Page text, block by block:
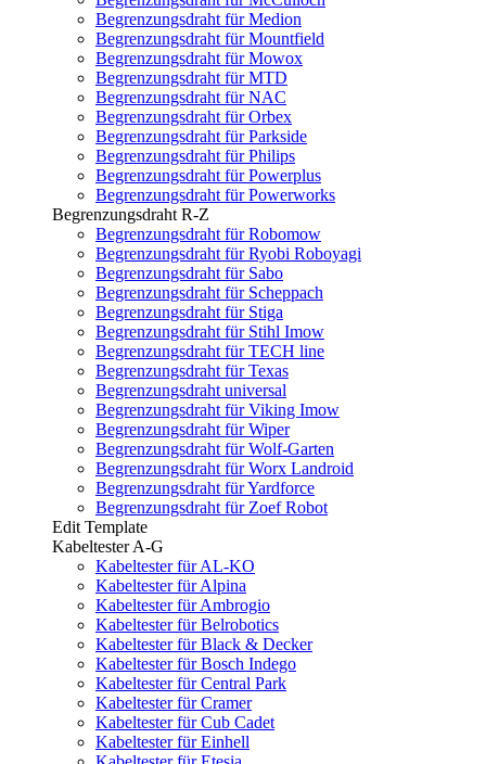
Begrenzungsdraht für Medion
Begrenzungsdraht für Mountfield
Begrenzungsdraht für Mowox
Begrenzungsdraht für MTD
Begrenzungsdraht für NAC
Begrenzungsdraht für Orbex
Begrenzungsdraht für Parkside
Begrenzungsdraht für Philips
Begrenzungsdraht für Powerplus
Begrenzungsdraht für Powerworks
Begrenzungsdraht R-Z
Begrenzungsdraht für Robomow
Begrenzungsdraht für Ryobi Roboyagi
Begrenzungsdraht für Sabo
Begrenzungsdraht für Scheppach
Begrenzungsdraht für Stiga
Begrenzungsdraht für Stihl Imow
Begrenzungsdraht für TECH line
Begrenzungsdraht für Texas
Begrenzungsdraht universal
Begrenzungsdraht für Viking Imow
Begrenzungsdraht für Wiper
Begrenzungsdraht für Wolf-Garten
Begrenzungsdraht für Worx Landroid
Begrenzungsdraht für Yardforce
Begrenzungsdraht für Zoef Robot
Edit Template
Kabeltester A-G
Kabeltester für AL-KO
Kabeltester für Alpina
Kabeltester für Ambrogio
Kabeltester für Belrobotics
Kabeltester für Black & Decker
Kabeltester für Bosch Indego
Kabeltester für Central Park
Kabeltester für Cramer
Kabeltester für Cub Cadet
Kabeltester für Einhell